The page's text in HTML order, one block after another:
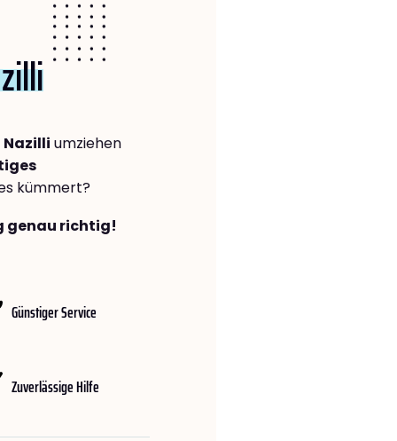
Nazilli umziehen
kümmert?
genau richtig!
Günstiger Service
Zuverlässige Hilfe